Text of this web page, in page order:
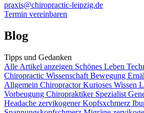
praxis@chiropractic-leipzig.de
Termin vereinbaren
Blog
Tipps und Gedanken
Alle Artikel anzeigen Schönes Leben
Chiropractic Wissenschaft Bewegung
Allgemein ChiropractorKurioses Wissen
Vorbeugung Chiropraktiker Spezialist
Headache zervikogener Kopfsxchmerz